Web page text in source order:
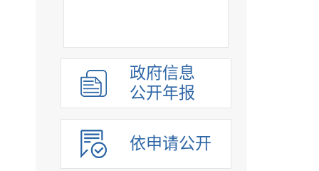
政府信息
公开年报
依申请公开